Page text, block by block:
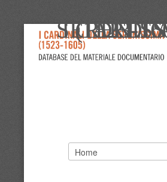
I CARDINALI DELLA